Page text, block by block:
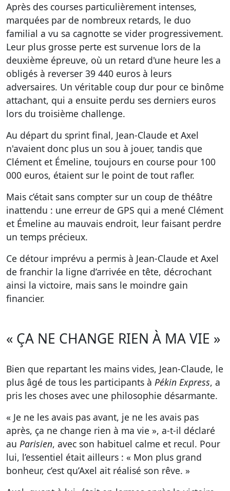
Après des courses particulièrement intenses,
marquées par de nombreux retards, le duo
familial a vu sa cagnotte se vider progressivement.
Leur plus grosse perte est survenue lors de la
deuxième épreuve, où un retard d'une heure les a
obligés à reverser 39 440 euros à leurs
adversaires. Un véritable coup dur pour ce binôme
attachant, qui a ensuite perdu ses derniers euros
lors du troisième challenge.
Au départ du sprint final, Jean-Claude et Axel
n'avaient donc plus un sou à jouer, tandis que
Clément et Émeline, toujours en course pour 100
000 euros, étaient sur le point de tout rafler.
Mais c’était sans compter sur un coup de théâtre
inattendu : une erreur de GPS qui a mené Clément
et Émeline au mauvais endroit, leur faisant perdre
un temps précieux.
Ce détour imprévu a permis à Jean-Claude et Axel
de franchir la ligne d’arrivée en tête, décrochant
ainsi la victoire, mais sans le moindre gain
financier.
« ÇA NE CHANGE RIEN À MA VIE »
Bien que repartant les mains vides, Jean-Claude, le
plus âgé de tous les participants à Pékin Express, a
pris les choses avec une philosophie désarmante.
« Je ne les avais pas avant, je ne les avais pas
après, ça ne change rien à ma vie », a-t-il déclaré
au Parisien, avec son habituel calme et recul. Pour
lui, l’essentiel était ailleurs : « Mon plus grand
bonheur, c’est qu’Axel ait réalisé son rêve. »